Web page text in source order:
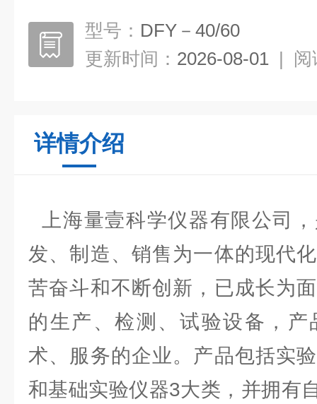
型号： DFY－40/60
更新时间： 2026-08-01 | 阅
详情介绍
上海量壹科学仪器有限公司
发、制造、销售为一体的现代
苦奋斗和不断创新，已成长为
的生产、检测、试验设备，
术、服务的企业。产品包括实
和基础实验仪器3大类，并拥有